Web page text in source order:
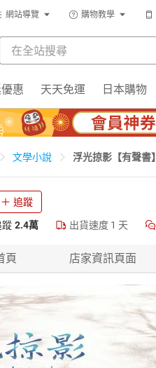
網站導覽 購物教學
惠 天天免運 日本購物
文學小說 浮光掠影【有聲書】
追蹤
蹤 2.4萬 出貨速度 1 天
頁 店家資訊頁面